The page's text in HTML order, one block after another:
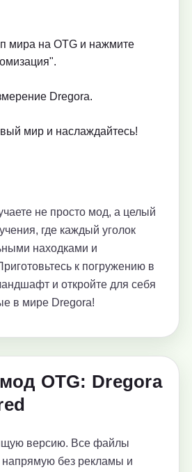
мира на OTG и нажмите
Dregora.
мир и наслаждайтесь!
не просто мод, а целый
где каждый уголок
находками и
к погружению в
и откройте для себя
в мире Dregora!
OTG: Dregora
версию. Все файлы
напрямую без рекламы и